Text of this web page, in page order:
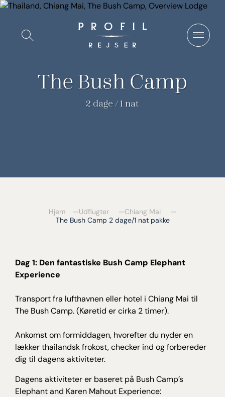
indhold
Vis/Skjul
søgning
The Bush Camp
2 dage / 1 nat
Hjem Udflugter
Chiang Mai
The Bush Camp 2 dage/1 nat pakke
Dag 1: Den fantastiske Bush Camp Elephant
Experience
Transport fra lufthavnen eller hotel i Chiang Mai til
The Bush Camp. (Køretid er cirka 2 timer).
Ankomst om formiddagen, hvorefter du nyder en
lækker thailandsk frokost, checker ind og forbereder
dig til dagens aktiviteter.
Dagens aktiviteter er baseret på Bush Camp’s
Elephant and Karen Mahout Experience: